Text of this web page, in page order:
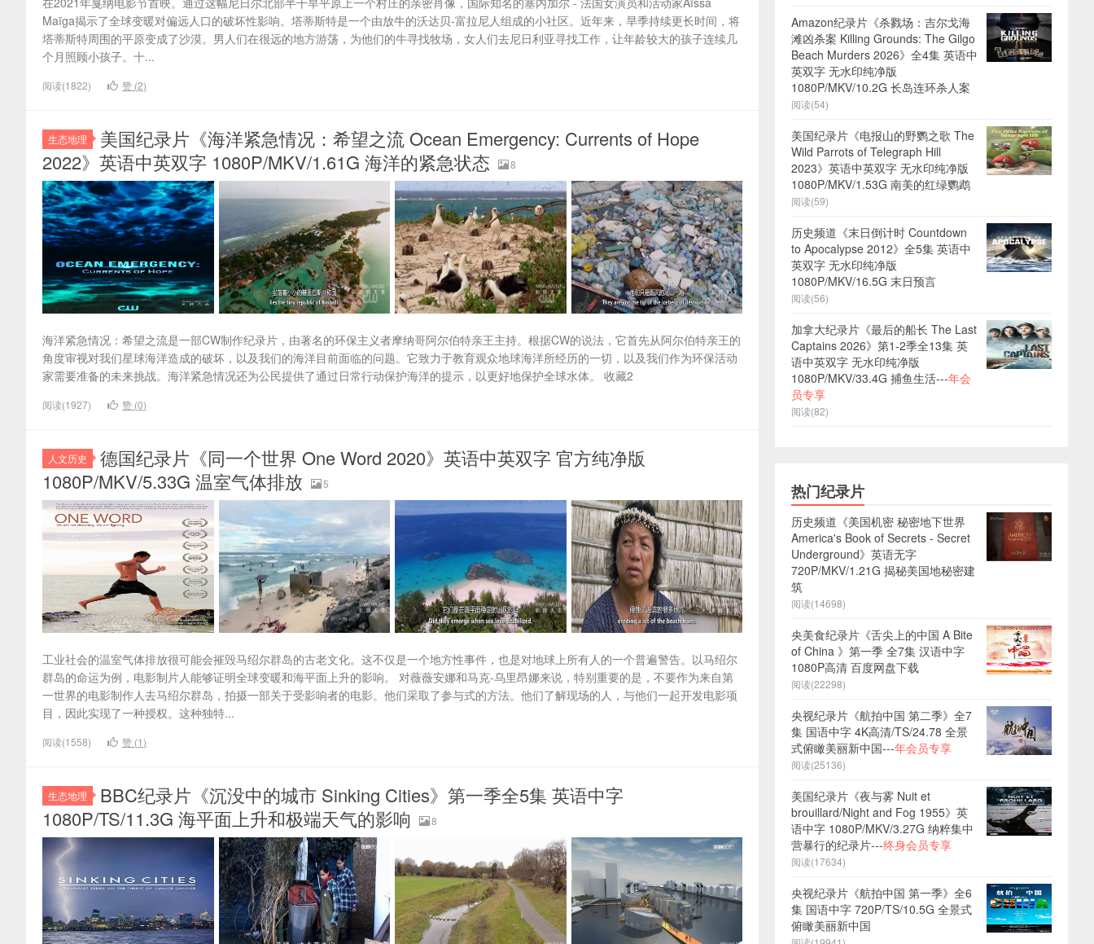
Maïga揭示了全球变暖对偏远人口的破坏性影响。塔蒂斯特是一个由放牛的沃达贝-富拉尼人组成的小社区。近年来，旱季持续更长时间，将
塔蒂斯特周围的平原变成了沙漠。男人们在很远的地方游荡，为他们的牛寻找牧场，女人们去尼日利亚寻找工作，让年龄较大的孩子连续几
个月照顾小孩子。十...
阅读(1822) 赞 (2)
生态地理
美国纪录片《海洋紧急情况：希望之流 Ocean Emergency: Currents of Hope
2022》英语中英双字 1080P/MKV/1.61G 海洋的紧急状态
8
海洋紧急情况：希望之流是一部CW制作纪录片，由著名的环保主义者摩纳哥阿尔伯特亲王主持。根据CW的说法，它首先从阿尔伯特亲王的
角度审视对我们星球海洋造成的破坏，以及我们的海洋目前面临的问题。它致力于教育观众地球海洋所经历的一切，以及我们作为环保活动
家需要准备的未来挑战。海洋紧急情况还为公民提供了通过日常行动保护海洋的提示，以更好地保护全球水体。 收藏2
阅读(1927) 赞 (0)
人文历史
德国纪录片《同一个世界 One Word 2020》英语中英双字 官方纯净版
1080P/MKV/5.33G 温室气体排放
5
工业社会的温室气体排放很可能会摧毁马绍尔群岛的古老文化。这不仅是一个地方性事件，也是对地球上所有人的一个普遍警告。以马绍尔
群岛的命运为例，电影制片人能够证明全球变暖和海平面上升的影响。 对薇薇安娜和马克-乌里昂娜来说，特别重要的是，不要作为来自第
一世界的电影制作人去马绍尔群岛，拍摄一部关于受影响者的电影。他们采取了参与式的方法。他们了解现场的人，与他们一起开发电影项
目，因此实现了一种授权。这种独特...
阅读(1558) 赞 (1)
生态地理
BBC纪录片《沉没中的城市 Sinking Cities》第一季全5集 英语中字
1080P/TS/11.3G 海平面上升和极端天气的影响
8
Amazon纪录片《杀戮场：吉尔戈海
滩凶杀案 Killing Grounds: The Gilgo
Beach Murders 2026》全4集 英语中
英双字 无水印纯净版
1080P/MKV/10.2G 长岛连环杀人案
阅读(54)
美国纪录片《电报山的野鹦之歌 The
Wild Parrots of Telegraph Hill
2023》英语中英双字 无水印纯净版
1080P/MKV/1.53G 南美的红绿鹦鹉
阅读(59)
历史频道《末日倒计时 Countdown
to Apocalypse 2012》全5集 英语中
英双字 无水印纯净版
1080P/MKV/16.5G 末日预言
阅读(56)
加拿大纪录片《最后的船长 The Last
Captains 2026》第1-2季全13集 英
语中英双字 无水印纯净版
1080P/MKV/33.4G 捕鱼生活---年会
员专享
阅读(82)
热门纪录片
历史频道《美国机密 秘密地下世界
America's Book of Secrets - Secret
Underground》英语无字
720P/MKV/1.21G 揭秘美国地秘密建
筑
阅读(14698)
央美食纪录片《舌尖上的中国 A Bite
of China 》第一季 全7集 汉语中字
1080P高清 百度网盘下载
阅读(22298)
央视纪录片《航拍中国 第二季》全7
集 国语中字 4K高清/TS/24.78 全景
式俯瞰美丽新中国---年会员专享
阅读(25136)
美国纪录片《夜与雾 Nuit et
brouillard/Night and Fog 1955》英
语中字 1080P/MKV/3.27G 纳粹集中
营暴行的纪录片---终身会员专享
阅读(17634)
央视纪录片《航拍中国 第一季》全6
集 国语中字 720P/TS/10.5G 全景式
俯瞰美丽新中国